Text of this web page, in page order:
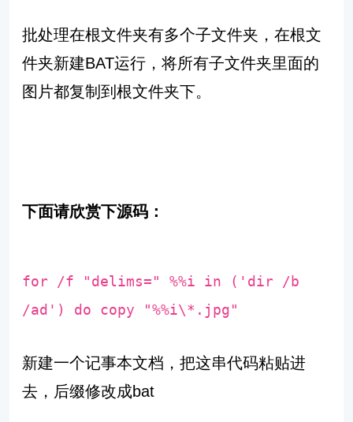
批处理在根文件夹有多个子文件夹，在根文
件夹新建BAT运行，将所有子文件夹里面的
图片都复制到根文件夹下。
下面请欣赏下源码：
for /f "delims=" %%i in ( 'dir /b
/ad' ) do copy "%%i\*.jpg"
新建一个记事本文档，把这串代码粘贴进
去，后缀修改成bat